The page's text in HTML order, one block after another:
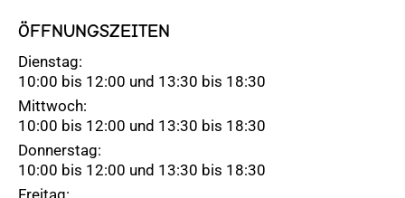
ÖFFNUNGSZEITEN
Dienstag:
10:00 bis 12:00 und 13:30 bis 18:30
Mittwoch:
10:00 bis 12:00 und 13:30 bis 18:30
Donnerstag:
10:00 bis 12:00 und 13:30 bis 18:30
Freitag: